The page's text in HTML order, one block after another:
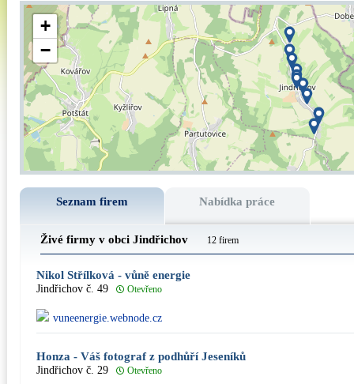
+
−
Seznam firem Nabídka práce
Živé firmy v obci Jindřichov 12 firem
Nikol Střílková - vůně energie
Jindřichov č. 49 Otevřeno
vuneenergie.webnode.cz
Honza - Váš fotograf z podhůří Jeseníků
Jindřichov č. 29 Otevřeno